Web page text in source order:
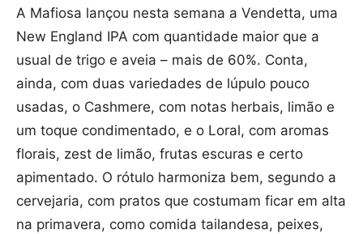
A Mafiosa lançou nesta semana a Vendetta, uma
New England IPA com quantidade maior que a
usual de trigo e aveia – mais de 60%. Conta,
ainda, com duas variedades de lúpulo pouco
usadas, o Cashmere, com notas herbais, limão e
um toque condimentado, e o Loral, com aromas
florais, zest de limão, frutas escuras e certo
apimentado. O rótulo harmoniza bem, segundo a
cervejaria, com pratos que costumam ficar em alta
na primavera, como comida tailandesa, peixes,